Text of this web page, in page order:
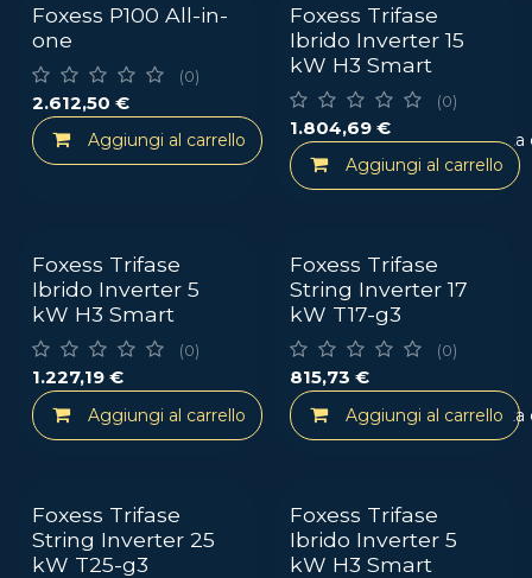
Foxess P100 All-in-
one
(0)
2.612,50 €
Aggiungi al carrello Aggiungi alla lista
Foxess Trifase
Ibrido Inverter 15
kW H3 Smart
(0)
1.804,69€
Aggiungi al carrello
Foxess Trifase
Ibrido Inverter 5
kW H3 Smart
(0)
1.227,19 €
Aggiungi al carrello Aggiungi alla lista
Foxess Trifase
String Inverter 17
kW T17-g3
(0)
815,73 €
Aggiungi al carrello
Foxess Trifase
String Inverter 25
kW T25-g3
Foxess Trifase
Ibrido Inverter 5
kW H3 Smart